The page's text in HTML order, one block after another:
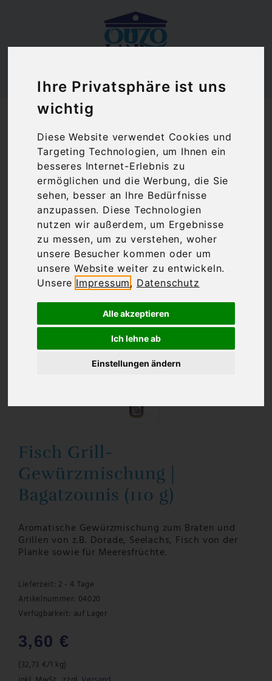
Ihre Privatsphäre ist uns
wichtig
Diese Website verwendet Cookies und
Targeting Technologien, um Ihnen ein
besseres Internet-Erlebnis zu
ermöglichen und die Werbung, die Sie
sehen, besser an Ihre Bedürfnisse
anzupassen. Diese Technologien
nutzen wir außerdem, um Ergebnisse
zu messen, um zu verstehen, woher
unsere Besucher kommen oder um
unsere Website weiter zu entwickeln.
Unsere Impressum, Datenschutz
Alle akzeptieren
Ich lehne ab
Einstellungen ändern
Ouzoland.de
Fisch Grill-
Gewürzmischung |
Bagatzounis (110 g)
Aromatische Gewürzmischung zum Braten und
Grillen von z.B. Dorade, Seelachs, Fisch von der
Planke sowie für Meeresfrüchte.
Lieferzeit: 2 - 4 Tage
Artikelnummer: 04020
Verfügbarkeit: auf Lager
3,60 €
(32,73 €/1 kg)